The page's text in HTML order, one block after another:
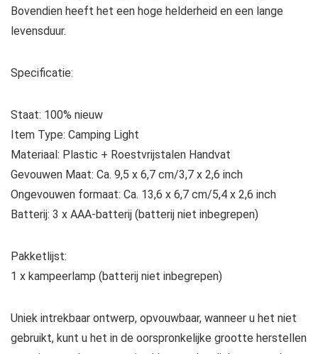
Bovendien heeft het een hoge helderheid en een lange
levensduur.
Specificatie:
Staat: 100% nieuw
Item Type: Camping Light
Materiaal: Plastic + Roestvrijstalen Handvat
Gevouwen Maat: Ca. 9,5 x 6,7 cm/3,7 x 2,6 inch
Ongevouwen formaat: Ca. 13,6 x 6,7 cm/5,4 x 2,6 inch
Batterij: 3 x AAA-batterij (batterij niet inbegrepen)
Pakketlijst:
1 x kampeerlamp (batterij niet inbegrepen)
Uniek intrekbaar ontwerp, opvouwbaar, wanneer u het niet
gebruikt, kunt u het in de oorspronkelijke grootte herstellen